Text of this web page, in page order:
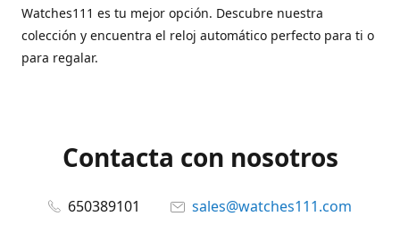
Watches111 es tu mejor opción. Descubre nuestra
colección y encuentra el reloj automático perfecto para ti o
para regalar.
Contacta con nosotros
650389101
sales@watches111.com